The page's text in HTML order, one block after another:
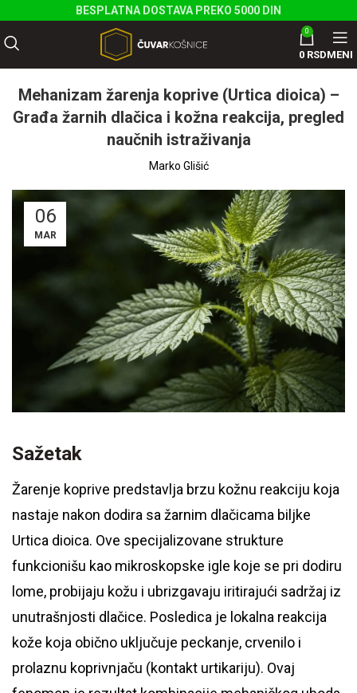
0
0 RSDMENI
Mehanizam žarenja koprive (Urtica dioica) –
Građa žarnih dlačica i kožna reakcija, pregled
naučnih istraživanja
Marko Glišić
06
MAR
Sažetak
Žarenje koprive predstavlja brzu kožnu reakciju koja
nastaje nakon dodira sa žarnim dlačicama biljke
Urtica dioica. Ove specijalizovane strukture
funkcionišu kao mikroskopske igle koje se pri dodiru
lome, probijaju kožu i ubrizgavaju iritirajući sadržaj iz
unutrašnjosti dlačice. Posledica je lokalna reakcija
kože koja obično uključuje peckanje, crvenilo i
prolaznu koprivnjaču (kontakt urtikariju). Ovaj
BESPLATNA DOSTAVA PREKO 5000 DIN